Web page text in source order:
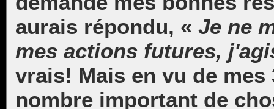
aurais répondu, «Je ne
mes actions futures,
vrais! Mais en vu de mes
nombre important de